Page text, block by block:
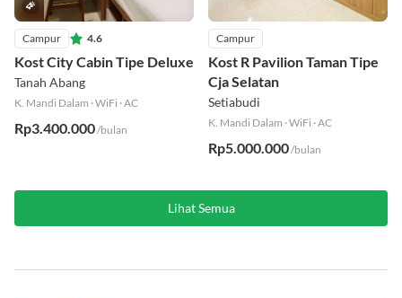
Campur 4.6
Kost City Cabin Tipe Deluxe
Tanah Abang
K. Mandi Dalam ·WiFi ·AC
Rp3.400.000/bulan
Campur
Kost R Pavilion Taman Tipe
Cja Selatan
Setiabudi
K. Mandi Dalam ·WiFi ·AC
Rp5.000.000/bulan
Lihat Semua